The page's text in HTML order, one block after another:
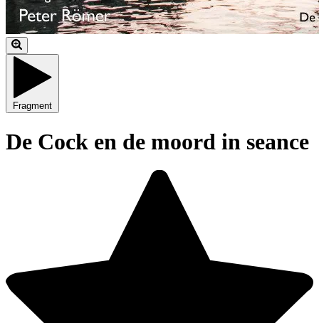
Fragment
De Cock en de moord in seance